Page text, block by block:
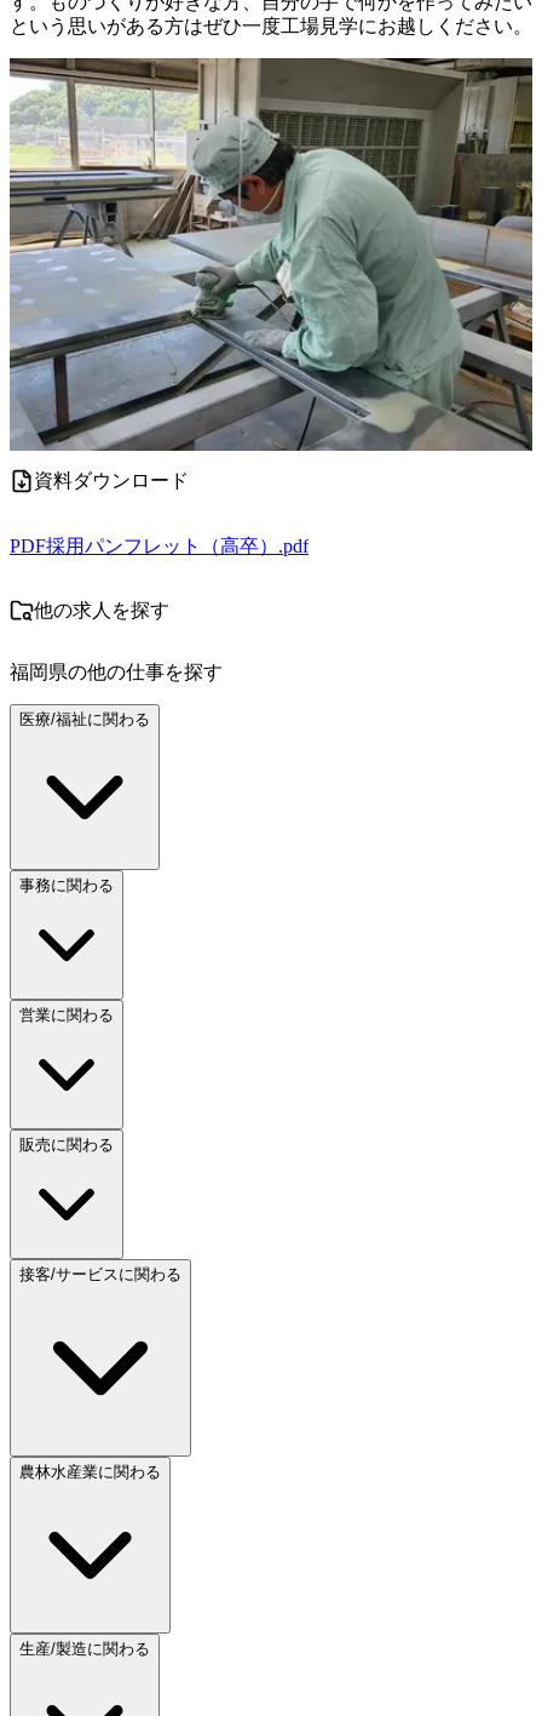
という思いがある方はぜひ一度工場見学にお越しください。
資料ダウンロード
PDF採用パンフレット（高卒）.pdf
他の求人を探す
福岡県の他の仕事を探す
医療/福祉に関わる
事務に関わる
営業に関わる
販売に関わる
接客/サービスに関わる
農林水産業に関わる
生産/製造に関わる